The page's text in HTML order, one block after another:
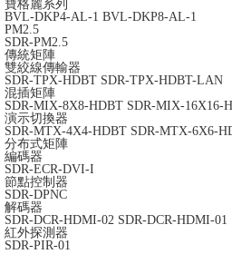
寶格麗系列
BVL-DKP4-AL-1 BVL-DKP8-AL-1
PM2.5
SDR-PM2.5
傳統矩陣
雙絞線傳輸器
SDR-TPX-HDBT SDR-TPX-HDBT-LAN
混插矩陣
SDR-MIX-8X8-HDBT SDR-MIX-16X16-
演示切換器
SDR-MTX-4X4-HDBT SDR-MTX-6X6-
分布式矩陣
編碼器
SDR-ECR-DVI-I
節點控制器
SDR-DPNC
解碼器
SDR-DCR-HDMI-02 SDR-DCR-HDMI-01
紅外探測器
SDR-PIR-01